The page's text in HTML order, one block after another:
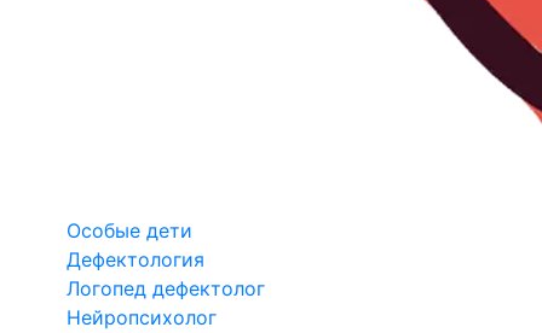
Особые дети
Дефектология
Логопед дефектолог
Нейропсихолог